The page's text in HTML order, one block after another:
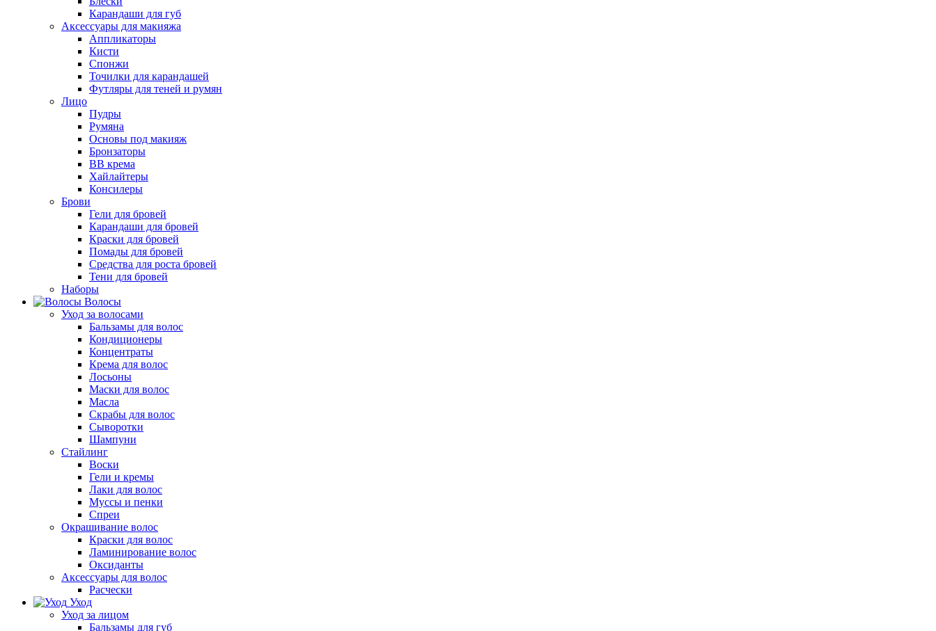
Карандаши для губ
Аксессуары для макияжа
Аппликаторы
Кисти
Спонжи
Точилки для карандашей
Футляры для теней и румян
Лицо
Пудры
Румяна
Основы под макияж
Бронзаторы
BB крема
Хайлайтеры
Консилеры
Брови
Гели для бровей
Карандаши для бровей
Краски для бровей
Помады для бровей
Средства для роста бровей
Тени для бровей
Наборы
Волосы
Уход за волосами
Бальзамы для волос
Кондиционеры
Концентраты
Крема для волос
Лосьоны
Маски для волос
Масла
Скрабы для волос
Сыворотки
Шампуни
Стайлинг
Воски
Гели и кремы
Лаки для волос
Муссы и пенки
Спреи
Окрашивание волос
Краски для волос
Ламинирование волос
Оксиданты
Аксессуары для волос
Расчески
Уход
Уход за лицом
Бальзамы для губ